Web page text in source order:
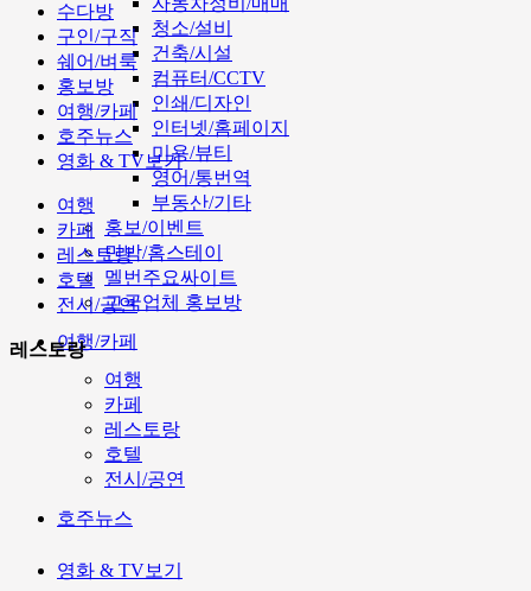
청소/설비
건축/시설
컴퓨터/CCTV
인쇄/디자인
인터넷/홈페이지
미용/뷰티
영어/통번역
부동산/기타
홍보/이벤트
민박/홈스테이
멜번주요싸이트
고국업체 홍보방
여행/카페
여행
카페
레스토랑
호텔
전시/공연
호주뉴스
영화 & TV보기
수다방
구인/구직
쉐어/벼룩
홍보방
여행/카페
호주뉴스
영화 & TV보기
여행
카페
레스토랑
호텔
전시/공연
레스토랑